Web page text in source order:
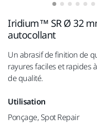
Iridium™ SR Ø 32
autocollant
Un abrasif de finition de
rayures faciles et rapides
de qualité.
Utilisation
Ponçage, Spot Repair